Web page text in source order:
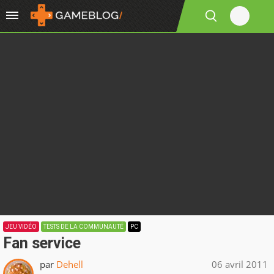
JEU VIDÉO TESTS DE LA COMMUNAUTÉ PC
Fan service
par Dehell 06 avril 2011